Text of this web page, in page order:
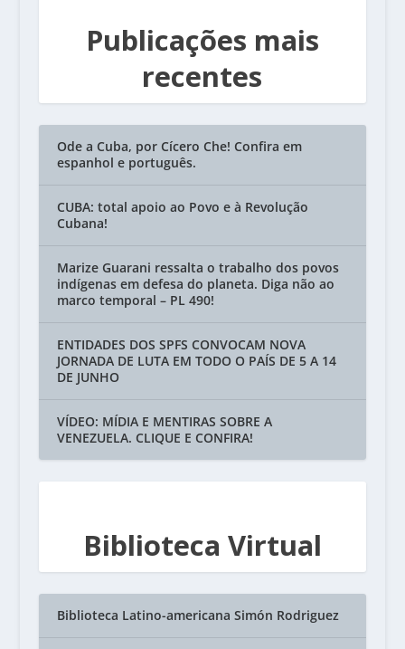
Publicações mais
recentes
Ode a Cuba, por Cícero Che! Confira em
espanhol e português.
CUBA: total apoio ao Povo e à Revolução
Cubana!
Marize Guarani ressalta o trabalho dos povos
indígenas em defesa do planeta. Diga não ao
marco temporal – PL 490!
ENTIDADES DOS SPFS CONVOCAM NOVA
JORNADA DE LUTA EM TODO O PAÍS DE 5 A 14
DE JUNHO
VÍDEO: MÍDIA E MENTIRAS SOBRE A
VENEZUELA. CLIQUE E CONFIRA!
Biblioteca Virtual
Biblioteca Latino-americana Simón Rodriguez